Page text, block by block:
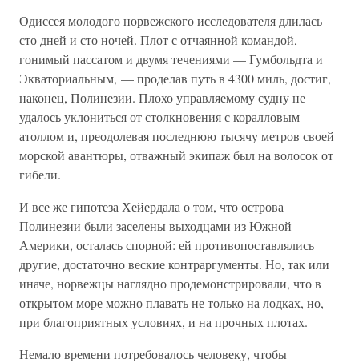
Одиссея молодого норвежского исследователя длилась
сто дней и сто ночей. Плот с отчаянной командой,
гонимый пассатом и двумя течениями — Гумбольдта и
Экваториальным, — проделав путь в 4300 миль, достиг,
наконец, Полинезии. Плохо управляемому судну не
удалось уклониться от столкновения с коралловым
атоллом и, преодолевая последнюю тысячу метров своей
морской авантюры, отважный экипаж был на волосок от
гибели.
И все же гипотеза Хейердала о том, что острова
Полинезии были заселены выходцами из Южной
Америки, осталась спорной: ей противопоставлялись
другие, достаточно веские контраргументы. Но, так или
иначе, норвежцы наглядно продемонстрировали, что в
открытом море можно плавать не только на лодках, но,
при благоприятных условиях, и на прочных плотах.
Немало времени потребовалось человеку, чтобы